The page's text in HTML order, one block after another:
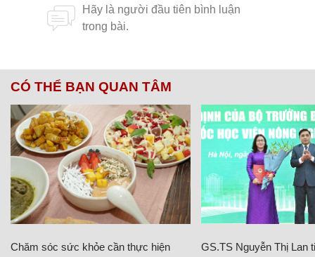
CÓ THỂ BẠN QUAN TÂM
Chăm sóc sức khỏe cần thực hiện
GS.TS Nguyễn Thị Lan